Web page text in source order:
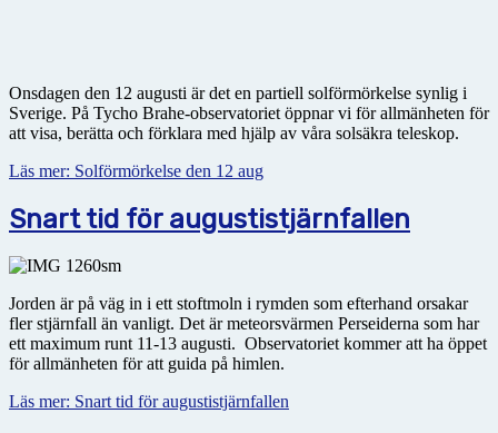
Onsdagen den 12 augusti är det en partiell solförmörkelse synlig i
Sverige. På Tycho Brahe-observatoriet öppnar vi för allmänheten för
att visa, berätta och förklara med hjälp av våra solsäkra teleskop.
Läs mer: Solförmörkelse den 12 aug
Snart tid för augustistjärnfallen
Jorden är på väg in i ett stoftmoln i rymden som efterhand orsakar
fler stjärnfall än vanligt. Det är meteorsvärmen Perseiderna som har
ett maximum runt 11-13 augusti. Observatoriet kommer att ha öppet
för allmänheten för att guida på himlen.
Läs mer: Snart tid för augustistjärnfallen